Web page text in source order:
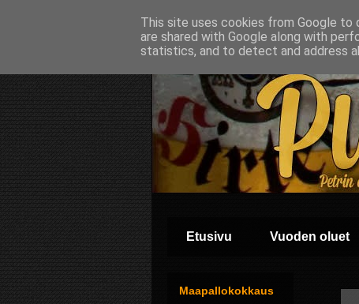
Etusivu Vuoden oluet
Maapallokokkaus
This site uses cookies from Google to
are shared with Google along with
statistics, and to detect and address